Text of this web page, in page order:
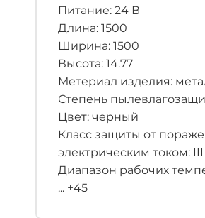
Питание: 24 В
Длина: 1500
Ширина: 1500
Высота: 14.77
Метериал изделия:
Степень
Цвет: черный
Класс защиты от
электрическим током: III
Диапазон рабочих
... +45